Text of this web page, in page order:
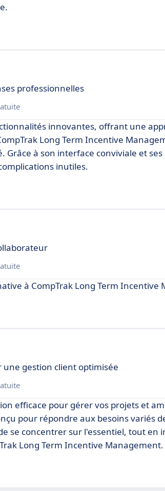
professionnelles
innovantes, offrant une
Long Term Incentive
Grâce à son interface conviviale et
inutiles.
à CompTrak Long Term Incentive
gestion client optimisée
efficace pour gérer vos projets et
pour répondre aux besoins variés
se concentrer sur l'essentiel, tout en
Long Term Incentive Management.